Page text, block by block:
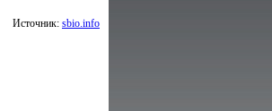
Источник: sbio.info